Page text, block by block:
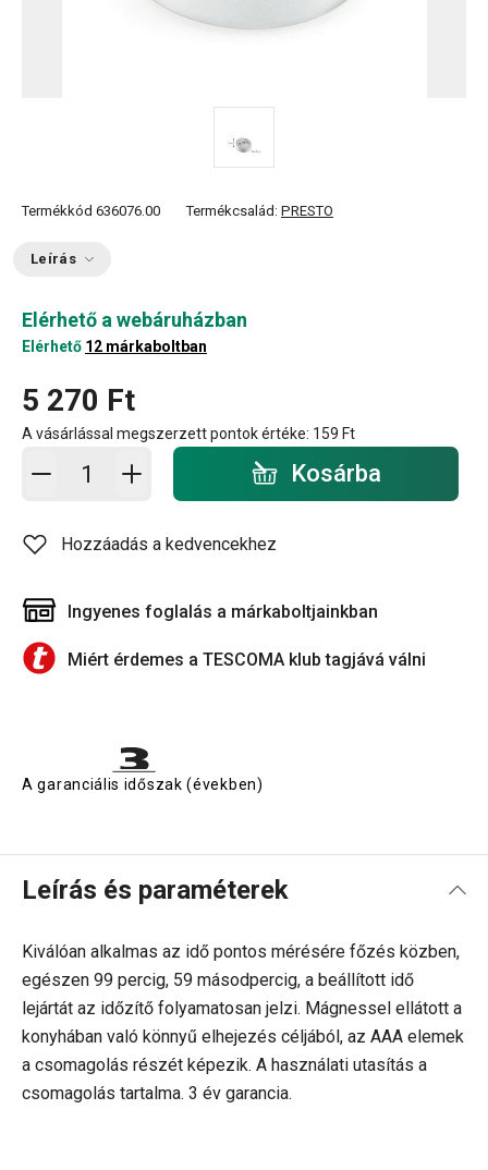
Termékkód 636076.00 Termékcsalád: PRESTO
Leírás
Elérhető a webáruházban
Elérhető 12 márkaboltban
5 270 Ft
A vásárlással megszerzett pontok értéke: 159 Ft
Kosárba - mennyiség Kosárba
Hozzáadás a kedvencekhez
Ingyenes foglalás a márkaboltjainkban
Miért érdemes a TESCOMA klub tagjává válni
A garanciális időszak (években)
Leírás és paraméterek
Kiválóan alkalmas az idő pontos mérésére főzés közben,
egészen 99 percig, 59 másodpercig, a beállított idő
lejártát az időzítő folyamatosan jelzi. Mágnessel ellátott a
konyhában való könnyű elhejezés céljából, az AAA elemek
a csomagolás részét képezik. A használati utasítás a
csomagolás tartalma. 3 év garancia.